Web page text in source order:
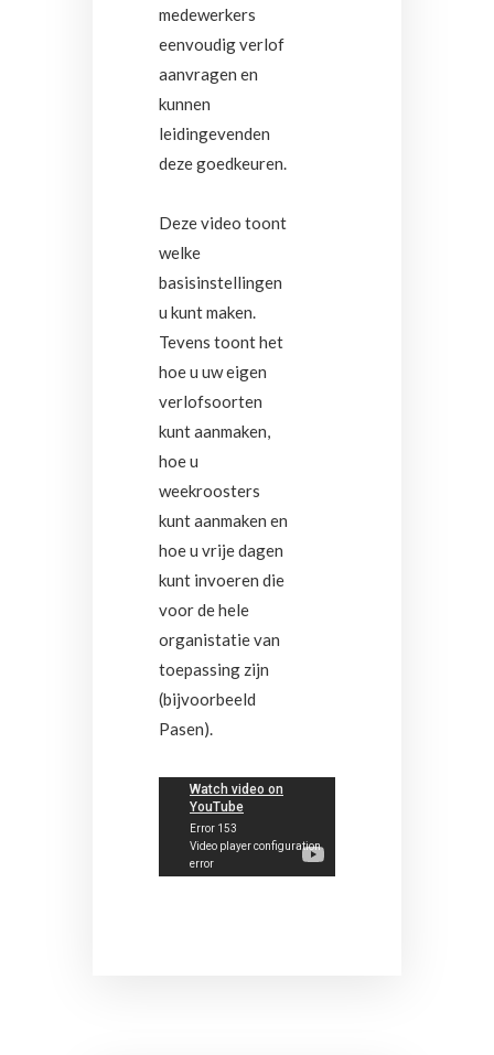
medewerkers
eenvoudig verlof
aanvragen en
kunnen
leidingevenden
deze goedkeuren.
Deze video toont
welke
basisinstellingen
u kunt maken.
Tevens toont het
hoe u uw eigen
verlofsoorten
kunt aanmaken,
hoe u
weekroosters
kunt aanmaken en
hoe u vrije dagen
kunt invoeren die
voor de hele
organistatie van
toepassing zijn
(bijvoorbeeld
Pasen).